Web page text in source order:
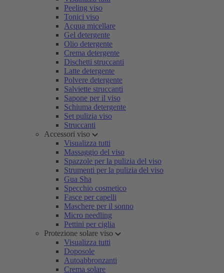
Peeling viso
Tonici viso
Acqua micellare
Gel detergente
Olio detergente
Crema detergente
Dischetti struccanti
Latte detergente
Polvere detergente
Salviette struccanti
Sapone per il viso
Schiuma detergente
Set pulizia viso
Struccanti
Accessori viso
Visualizza tutti
Massaggio del viso
Spazzole per la pulizia del viso
Strumenti per la pulizia del viso
Gua Sha
Specchio cosmetico
Fasce per capelli
Maschere per il sonno
Micro needling
Pettini per ciglia
Protezione solare viso
Visualizza tutti
Doposole
Autoabbronzanti
Crema solare